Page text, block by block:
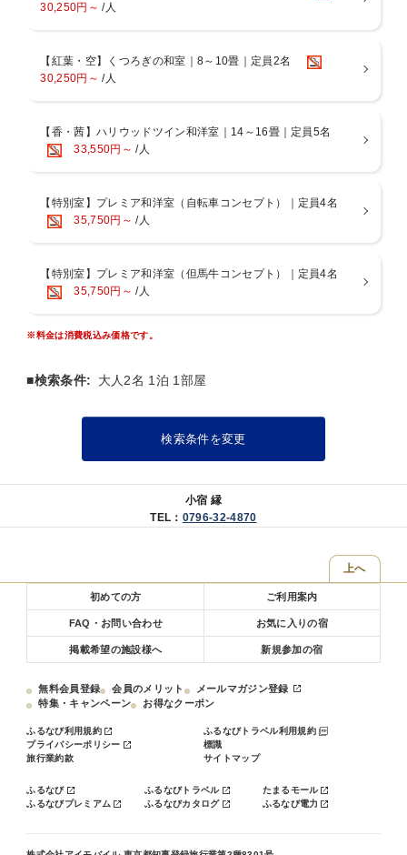
づくし。
プ。
◎赤身約70ｇ＆ロース約70ｇステーキ。 わさびとお塩を沿えて。
※ご夕食時間(予約制)18時・18時15分・18時30分からお選びくださ
■プレミアム但馬牛『但馬玄』（たじまぐろ）とは
うま味成分が多いことが証明されている美容と健康にいい美味しい但
■城崎では珍しい洋風朝食
館内カフェにて卵料理・ソーセージ・サラダ・トーストのワンプレー
朝食時間（予約制）：午前7時半・8時15分・9時
■2つの貸切風呂がいつでも無料！
ご利用の際は中から鍵をかけ、ゆっくりとプライベートで温泉をお楽
・但馬空港から城崎温泉までバスで20分
・JR城崎温泉駅から当館まで徒歩3分
▼連泊をご希望のお客様へ（※必ずお読みください）
・1泊、2泊の場合
清掃は実施いたしません。
タオル類の交換をご希望の方はフロントにて交換致します。（無料）
2泊目、4泊目と1日置きの偶数日のみ清掃を実施いたします。
いたします。
30,250円～ /人
【紅葉・空】くつろぎの和室｜8～10畳｜定員2名
30,250円～ /人
【香・茜】ハリウッドツイン和洋室｜14～16畳｜定員5名
33,550円～ /人
【特別室】プレミア和洋室（自転車コンセプト）｜定員4名
35,750円～ /人
【特別室】プレミア和洋室（但馬牛コンセプト）｜定員4名
35,750円～ /人
※料金は消費税込み価格です。
■検索条件: 大人2名 1泊 1部屋
検索条件を変更
小宿 縁
TEL： 0796-32-4870
上へ
初めての方 ご利用案内
FAQ・お問い合わせ お気に入りの宿
掲載希望の施設様へ 新規参加の宿
無料会員登録 会員のメリット
メールマガジン登録
特集・キャンペーン
お得なクーポン
ふるなび利用規約
ふるなびトラベル利用規約
プライバシーポリシー
標識
旅行業約款
サイトマップ
ふるなび ふるなびトラベル
たまるモール
ふるなびプレミアム
ふるなびカタログ ふるなび電力